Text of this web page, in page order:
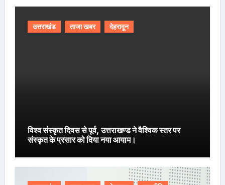
उत्तराखंड ताजा खबर देहरादून
विश्व संस्कृत दिवस से पूर्व, उत्तराखण्ड ने वैश्विक स्तर पर
संस्कृत के प्रसार को दिया नया आयाम।